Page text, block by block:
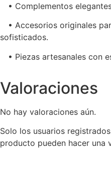
• Complementos
• Accesorios originales
sofisticados.
• Piezas artesanales con
Valoraciones
No hay valoraciones aún.
Solo los usuarios
producto pueden hacer una